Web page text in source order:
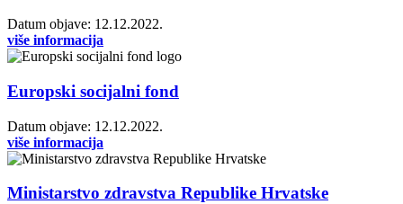
Datum objave: 12.12.2022.
više informacija
Europski socijalni fond
Datum objave: 12.12.2022.
više informacija
Ministarstvo zdravstva Republike Hrvatske